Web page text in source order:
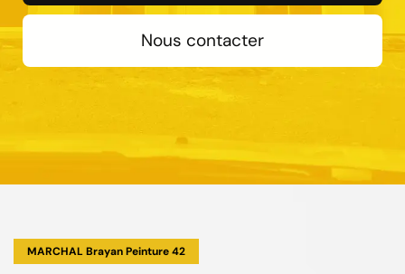
Nous contacter
MARCHAL Brayan Peinture 42